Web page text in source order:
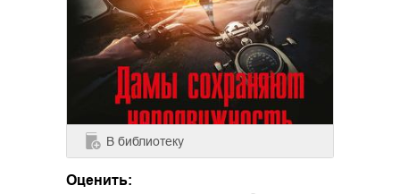
В библиотеку
Оценить: